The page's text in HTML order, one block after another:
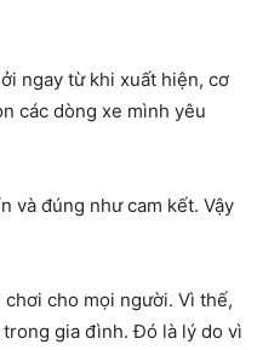
ngay từ khi xuất hiện, cơ
các dòng xe mình yêu
và đúng như cam kết. Vậy
cho mọi người. Vì thế,
gia đình. Đó là lý do vì